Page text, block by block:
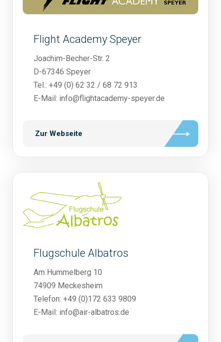
Flight Academy Speyer
Joachim-Becher-Str. 2
D-67346 Speyer
Tel.: +49 (0) 62 32 / 68 72 913
E-Mail: info@flightacademy-speyer.de
Zur Webseite
Flugschule Albatros
Am Hummelberg 10
74909 Meckesheim
Telefon: +49 (0)172 633 9809
E-Mail: info@air-albatros.de